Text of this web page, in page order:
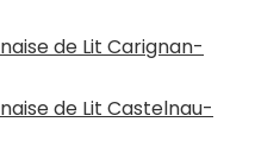
de Lit Carignan-
de Lit Castelnau-